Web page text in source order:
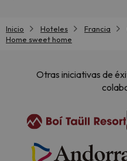
Inicio Hoteles Francia
Home sweet home
Otras iniciativas de